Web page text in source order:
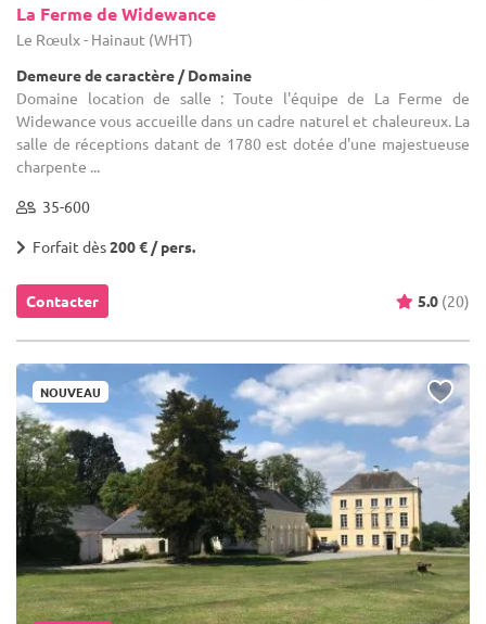
La Ferme de Widewance
Le Rœulx - Hainaut (WHT)
Demeure de caractère / Domaine
Domaine location de salle : Toute l'équipe de La Ferme de
Widewance vous accueille dans un cadre naturel et chaleureux. La
salle de réceptions datant de 1780 est dotée d'une majestueuse
charpente ...
35-600
Forfait dès200 € / pers.
Contacter 5.0 (20)
NOUVEAU